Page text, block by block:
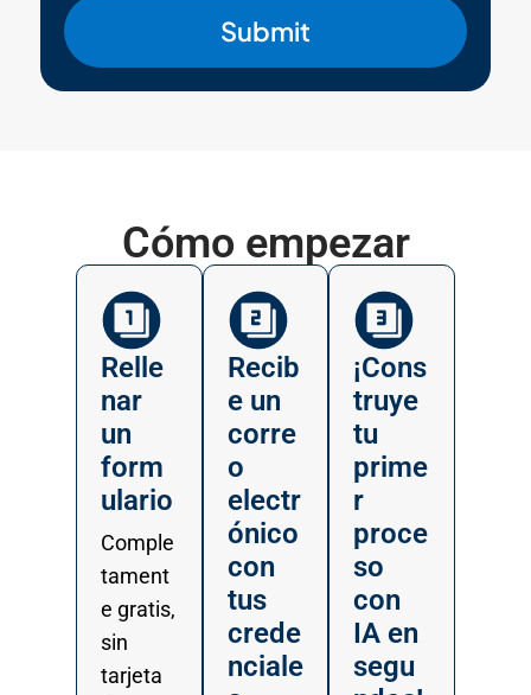
Submit
Cómo empezar
Relle
nar
un
form
ulario
Comple
tament
e gratis,
sin
tarjeta
Recib
e un
corre
o
electr
ónico
con
tus
crede
nciale
¡Cons
truye
tu
prime
r
proce
so
con
IA en
segu